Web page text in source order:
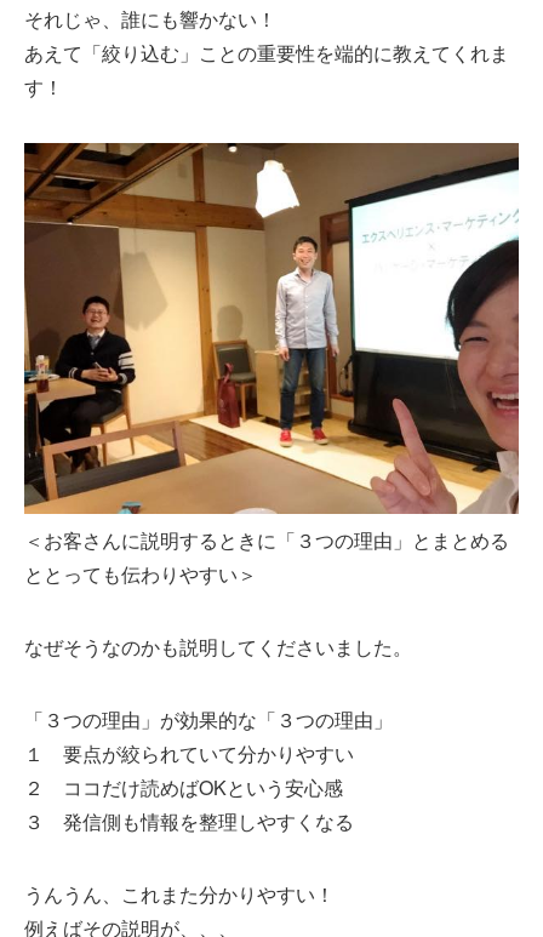
それじゃ、誰にも響かない！
あえて「絞り込む」ことの重要性を端的に教えてくれま
す！
＜お客さんに説明するときに「３つの理由」とまとめる
ととっても伝わりやすい＞
なぜそうなのかも説明してくださいました。
「３つの理由」が効果的な「３つの理由」
１ 要点が絞られていて分かりやすい
２ ココだけ読めばOKという安心感
３ 発信側も情報を整理しやすくなる
うんうん、これまた分かりやすい！
例えばその説明が、、、